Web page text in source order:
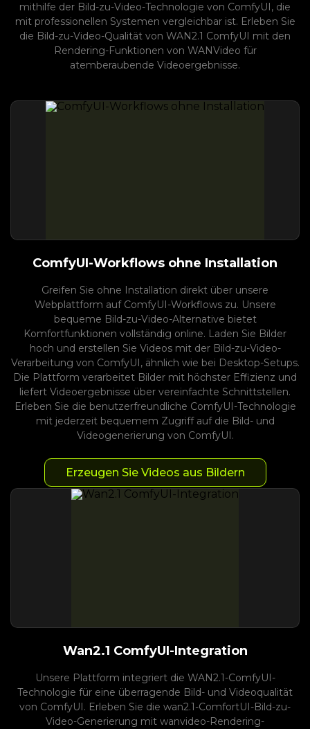
mithilfe der Bild-zu-Video-Technologie von ComfyUI, die
mit professionellen Systemen vergleichbar ist. Erleben Sie
die Bild-zu-Video-Qualität von WAN2.1 ComfyUI mit den
Rendering-Funktionen von WANVideo für
atemberaubende Videoergebnisse.
ComfyUI-Workflows ohne Installation
Greifen Sie ohne Installation direkt über unsere
Webplattform auf ComfyUI-Workflows zu. Unsere
bequeme Bild-zu-Video-Alternative bietet
Komfortfunktionen vollständig online. Laden Sie Bilder
hoch und erstellen Sie Videos mit der Bild-zu-Video-
Verarbeitung von ComfyUI, ähnlich wie bei Desktop-Setups.
Die Plattform verarbeitet Bilder mit höchster Effizienz und
liefert Videoergebnisse über vereinfachte Schnittstellen.
Erleben Sie die benutzerfreundliche ComfyUI-Technologie
mit jederzeit bequemem Zugriff auf die Bild- und
Videogenerierung von ComfyUI.
Erzeugen Sie Videos aus Bildern
Wan2.1 ComfyUI-Integration
Unsere Plattform integriert die WAN2.1-ComfyUI-
Technologie für eine überragende Bild- und Videoqualität
von ComfyUI. Erleben Sie die wan2.1-ComfortUI-Bild-zu-
Video-Generierung mit wanvideo-Rendering-